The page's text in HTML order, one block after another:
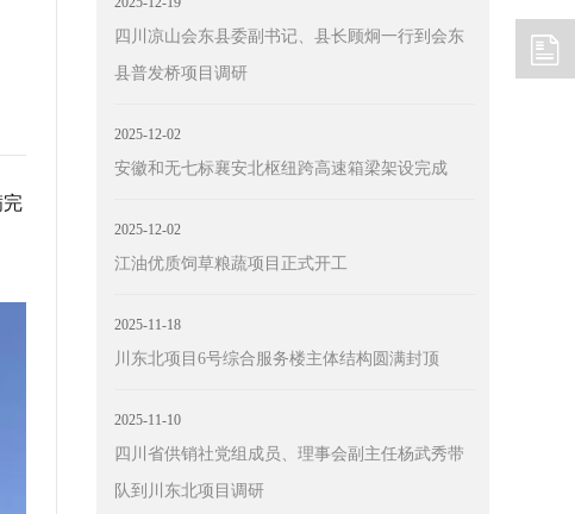
完
四川凉山会东县委副书记、县长顾炯一行到会东
县普发桥项目调研
2025-12-02
安徽和无七标襄安北枢纽跨高速箱梁架设完成
2025-12-02
江油优质饲草粮蔬项目正式开工
2025-11-18
川东北项目6号综合服务楼主体结构圆满封顶
2025-11-10
四川省供销社党组成员、理事会副主任杨武秀带
队到川东北项目调研